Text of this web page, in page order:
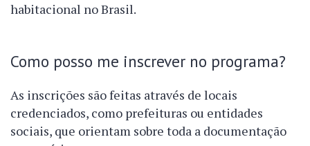
habitacional no Brasil.
Como posso me inscrever no programa?
As inscrições são feitas através de locais
credenciados, como prefeituras ou entidades
sociais, que orientam sobre toda a documentação